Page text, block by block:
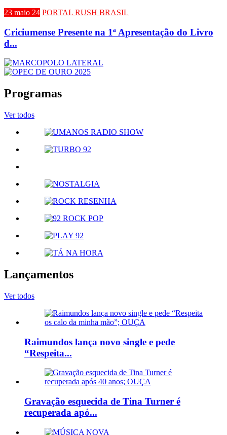
23 maio 24 PORTAL RUSH BRASIL
Criciumense Presente na 1ª Apresentação do Livro
d...
Programas
Ver todos
Lançamentos
Ver todos
Raimundos lança novo single e pede
“Respeita...
Gravação esquecida de Tina Turner é
recuperada apó...